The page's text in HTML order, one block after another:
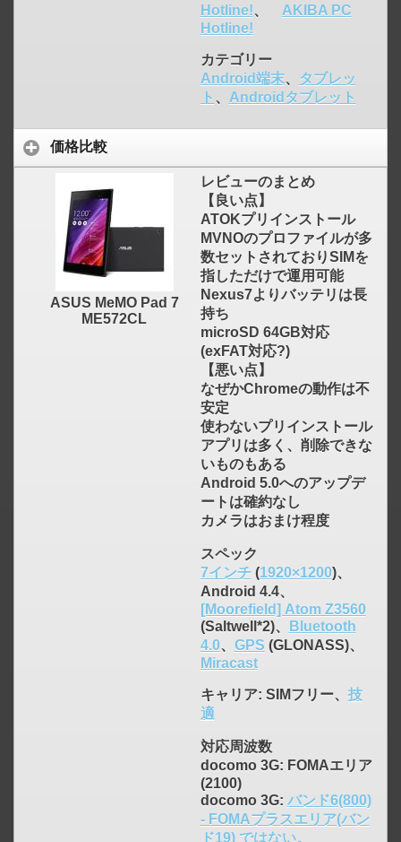
Hotline!、
AKIBA PC
Hotline!
カテゴリー
Android端末、
タブレッ
ト 、 Androidタブレット
価格比較
ASUS MeMO Pad 7
ME572CL
レビューのまとめ
【良い点】
ATOKプリインストール
MVNOのプロファイルが多
数セットされておりSIMを
指しただけで運用可能
Nexus7よりバッテリは長
持ち
microSD 64GB対応
(exFAT対応?)
【悪い点】
なぜかChromeの動作は不
安定
使わないプリインストール
アプリは多く、削除できな
いものもある
Android 5.0へのアップデ
ートは確約なし
カメラはおまけ程度
スペック
7インチ(1920×1200)、
Android 4.4、
[Moorefield] Atom Z3560
(Saltwell*2)、
Bluetooth
4.0、 GPS (GLONASS)、
Miracast
キャリア: SIMフリー、 技
適
対応周波数
docomo 3G: FOMAエリア
(2100)
docomo 3G: バンド6(800)
- FOMAプラスエリア(バン
ド19) ではない。
click to expand contents
click to expand contents